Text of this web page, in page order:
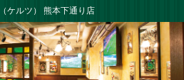
ケルツ） 熊本下通り店